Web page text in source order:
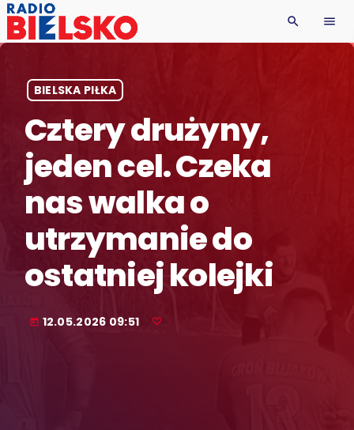
search menu
BIELSKA PIŁKA
Cztery drużyny,
jeden cel. Czeka
nas walka o
utrzymanie do
ostatniej kolejki
today 12.05.2026 09:51